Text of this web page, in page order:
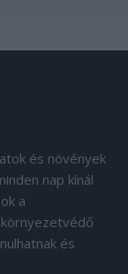
és növények
nap kínál
a
és